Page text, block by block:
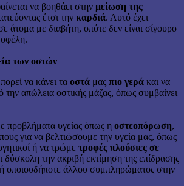
να βοηθάει στην μείωση της
έτσι την καρδιά. Αυτό έχει
άτομα με διαβήτη, οπότε δεν είναι σίγουρο
οφέλη.
των οστών
να κάνει τα οστά μας πιο γερά και να
την απώλεια οστικής μάζας, όπως συμβαίνει
προβλήματα υγείας όπως η οστεοπόρωση,
για να βελτιώσουμε την υγεία μας, όπως
ή να τρώμε τροφές πλούσιες σε
δύσκολη την ακριβή εκτίμηση της επίδρασης
οποιουδήποτε άλλου συμπληρώματος στην